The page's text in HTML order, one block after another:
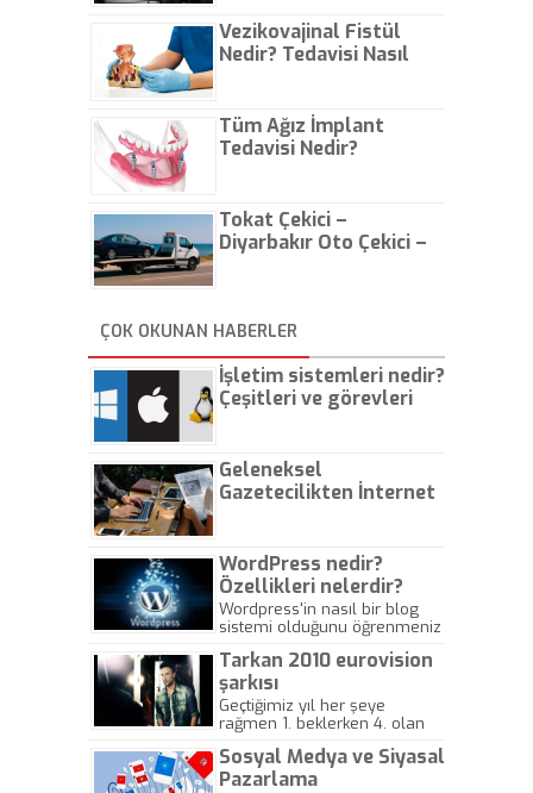
Vezikovajinal Fistül
Nedir? Tedavisi Nasıl
Tüm Ağız İmplant
Tedavisi Nedir?
Tokat Çekici –
Diyarbakır Oto Çekici –
ÇOK OKUNAN HABERLER
İşletim sistemleri nedir?
Çeşitleri ve görevleri
Geleneksel
Gazetecilikten İnternet
WordPress nedir?
Özellikleri nelerdir?
Wordpress'in nasıl bir blog
sistemi olduğunu öğrenmeniz
Tarkan 2010 eurovision
şarkısı
Geçtiğimiz yıl her şeye
rağmen 1. beklerken 4. olan
gösterisinin bu yarışmada
önemli olmadığını anlamıştır.
Sosyal Medya ve Siyasal
Pazarlama